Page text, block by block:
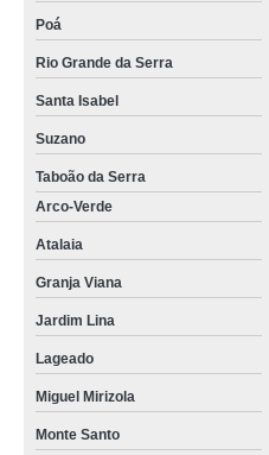
Poá
Rio Grande da Serra
Santa Isabel
Suzano
Taboão da Serra
Arco-Verde
Atalaia
Granja Viana
Jardim Lina
Lageado
Miguel Mirizola
Monte Santo